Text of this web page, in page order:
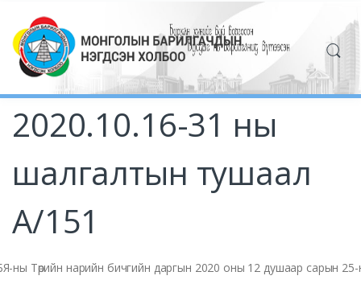
2020.10.16-31 ны
шалгалтын тушаал
А/151
ны Төрийн нарийн бичгийн даргын 2020 оны 12 душаар сарын